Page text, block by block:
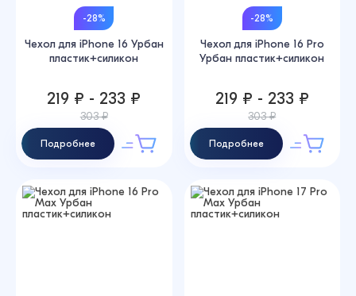
-28%
Чехол для iPhone 16 Урбан
пластик+силикон
219 ₽ - 233 ₽
303 ₽
Подробнее
-28%
Чехол для iPhone 16 Pro
Урбан пластик+силикон
219 ₽ - 233 ₽
303 ₽
Подробнее